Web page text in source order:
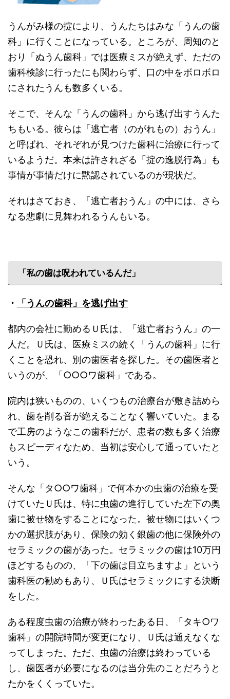
うんがみ様の掟により、うんたちはみな「うんの歯
科」に行くことになっている。ところが、周知のと
おり「ぬうん歯科」では医療ミスが絶えず、ただの
歯科検診に行ったにも関わらず、口の中をボロボロ
にされたうんも数多くいる。
そこで、そんな「うんの歯科」から逃げ出すうんた
ちもいる。彼らは「逃亡者（のがれもの）おうん」
と呼ばれ、それぞれが見つけた歯科に治療に行って
いるようだ。本来は許されざる「掟の逸脱行為」も
事情が事情だけに黙認されているのが現状だ。
それはさておき、「逃亡者おうん」の中には、さら
なる悲劇に見舞われるうんもいる。
「私の歯は呪われているんだ」
・ 「うんの歯科」を逃げ出す
都内の会社に勤めるＵ氏は、「逃亡者おうん」の一
人だ。Ｕ氏は、医療ミスの続く「うんの歯科」に行
くことを恐れ、別の歯医者を探した。その歯医者と
いうのが、「○○○ワ歯科」である。
院内は狭いものの、いくつもの治療台が敷き詰めら
れ、歯を削る音が絶えることなく響いていた。まる
で工房のようなこの歯科だが、患者の数も多く治療
もスピーディなため、当初は安心して通っていたと
いう。
そんな「タ○○ワ歯科」で何本かの虫歯の治療を受
けていたＵ氏は、特に虫歯の進行していた左下の奥
歯に被せ物をすることになった。被せ物にはいくつ
かの選択肢があり、保険の効く銀歯の他に保険外の
セラミックの歯があった。セラミックの歯は10万円
ほどするものの、「下の歯は目立ちますよ」という
歯科医の勧めもあり、Ｕ氏はセラミックにする決断
をした。
ある程度虫歯の治療が終わったある日、「タキ○ワ
歯科」の開院時間が変更になり、Ｕ氏は通えなくな
ってしまった。ただ、虫歯の治療は終わっている
し、歯医者が必要になるのは当分先のことだろうと
たかをくくっていた。